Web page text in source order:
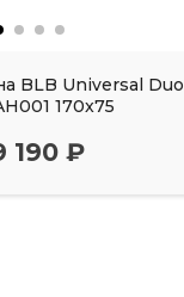
BLB Universal Duo
170x75
190 ₽